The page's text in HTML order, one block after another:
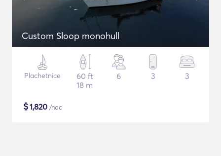
Custom Sloop monohull
Plachetnice
60 ft
18 m
6 3 3
$1,820 /noc